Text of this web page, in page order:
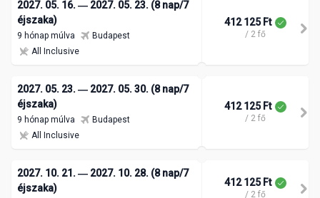
2027. 05. 16. ― 2027. 05. 23. (8 nap/7
éjszaka)
9 hónap múlva
Budapest
All Inclusive
412 125 Ft
/ 2 fő
2027. 05. 23. ― 2027. 05. 30. (8 nap/7
éjszaka)
9 hónap múlva
Budapest
All Inclusive
412 125 Ft
/ 2 fő
2027. 10. 21. ― 2027. 10. 28. (8 nap/7
éjszaka)
412 125 Ft
/ 2 fő